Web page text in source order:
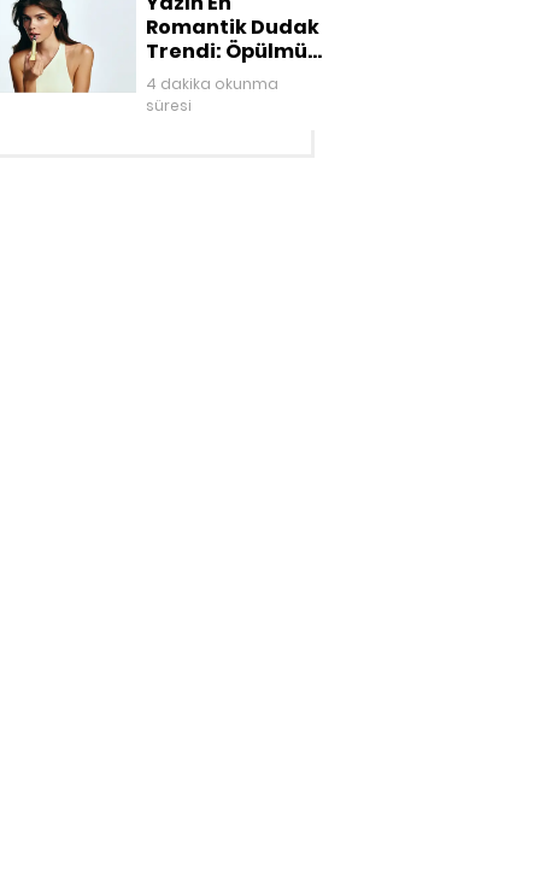
Romantik Dudak
Trendi: Öpülmüş
Dudaklar
4 dakika okunma
süresi